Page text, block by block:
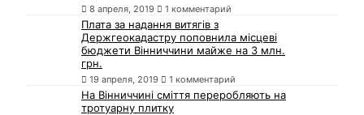
8 апреля, 2019 1 комментарий
Плата за надання витягів з
Держгеокадастру поповнила місцеві
бюджети Вінниччини майже на 3 млн.
грн.
19 апреля, 2019 1 комментарий
На Вінниччині сміття переробляють на
тротуарну плитку